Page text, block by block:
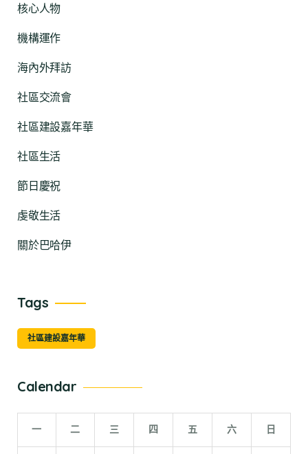
核心人物
機構運作
海內外拜訪
社區交流會
社區建設嘉年華
社區生活
節日慶祝
虔敬生活
關於巴哈伊
Tags
社區建設嘉年華
Calendar
一 二 三 四 五 六 日